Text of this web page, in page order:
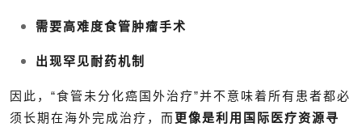
需要高难度食管肿瘤手术
出现罕见耐药机制
因此，“食管未分化癌国外治疗”并不意味着所有患者都必
须长期在海外完成治疗，而更像是利用国际医疗资源寻